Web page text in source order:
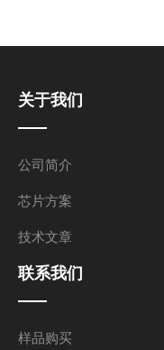
关于我们
公司简介
芯片方案
技术文章
联系我们
样品购买